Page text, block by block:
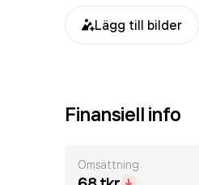
Lägg till bilder
Finansiell info
Omsättning